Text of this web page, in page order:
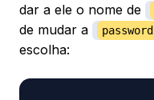
dar a ele o nome de
de mudar a
password
escolha: